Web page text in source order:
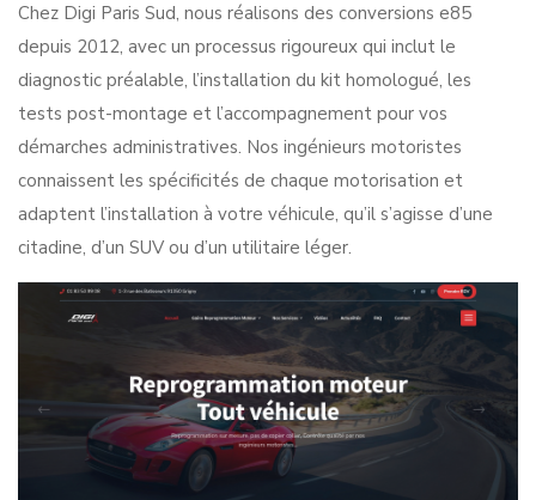
Chez Digi Paris Sud, nous réalisons des conversions e85
depuis 2012, avec un processus rigoureux qui inclut le
diagnostic préalable, l’installation du kit homologué, les
tests post-montage et l’accompagnement pour vos
démarches administratives. Nos ingénieurs motoristes
connaissent les spécificités de chaque motorisation et
adaptent l’installation à votre véhicule, qu’il s’agisse d’une
citadine, d’un SUV ou d’un utilitaire léger.